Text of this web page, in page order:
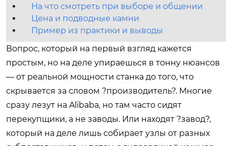
На что смотреть при выборе и общении
Цена и подводные камни
Пример из практики и выводы
Вопрос, который на первый взгляд кажется
простым, но на деле упираешься в тонну нюансов
— от реальной мощности станка до того, что
скрывается за словом ?производитель?. Многие
сразу лезут на Alibaba, но там часто сидят
перекупщики, а не заводы. Или находят ?завод?,
который на деле лишь собирает узлы от разных